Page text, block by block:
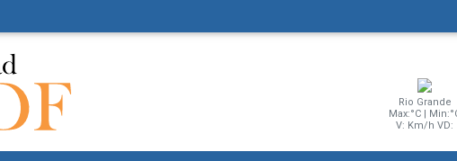
Rio Grande
Max:°C |
V: Km/h VD: